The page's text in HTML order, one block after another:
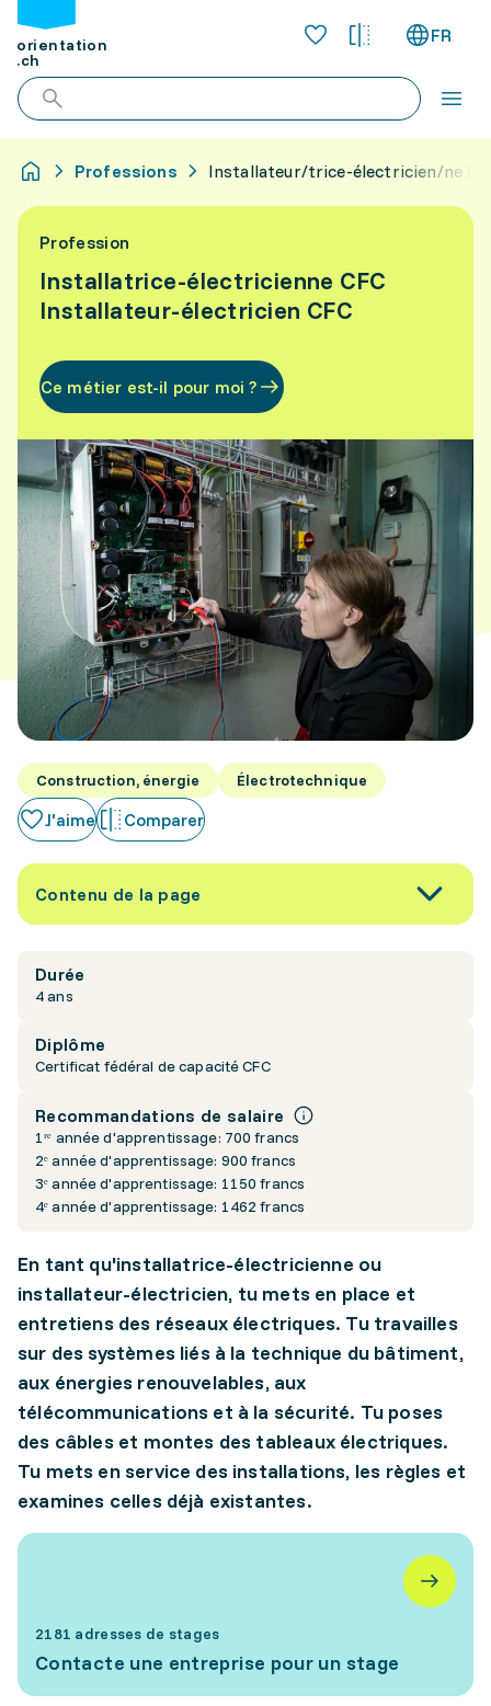
orientation
.ch
FR
Professions Installateur/trice-électricien/ne
Profession
Installatrice-électricienne CFC
Installateur-électricien CFC
Ce métier est-il pour moi ?
Construction, énergie Électrotechnique
J'aime Comparer
Contenu de la page
Durée
4 ans
Diplôme
Certificat fédéral de capacité CFC
Recommandations de salaire
1ʳᵉ année d'apprentissage: 700 francs
2ᵉ année d'apprentissage: 900 francs
3ᵉ année d'apprentissage: 1150 francs
4ᵉ année d'apprentissage: 1462 francs
En tant qu'installatrice-électricienne ou
installateur-électricien, tu mets en place et
entretiens des réseaux électriques. Tu travailles
sur des systèmes liés à la technique du bâtiment,
aux énergies renouvelables, aux
télécommunications et à la sécurité. Tu poses
des câbles et montes des tableaux électriques.
Tu mets en service des installations, les règles et
examines celles déjà existantes.
2181 adresses de stages
Contacte une entreprise pour un stage